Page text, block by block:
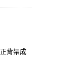
背架成